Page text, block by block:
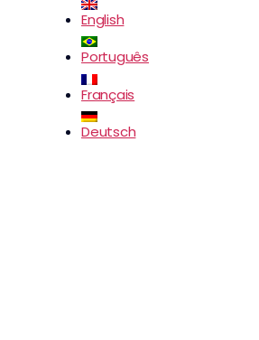
English
Português
Français
Deutsch